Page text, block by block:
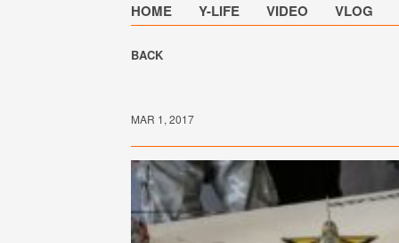
HOME Y-LIFE VIDEO VLOG
BACK
MAR 1, 2017